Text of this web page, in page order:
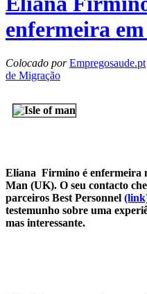
enfermeira
Colocado por Empregosaude.pt
de Migração
Eliana Firmino é enfermeira
Man (UK). O seu contacto
parceiros Best Personnel
testemunho sobre uma
mas interessante.